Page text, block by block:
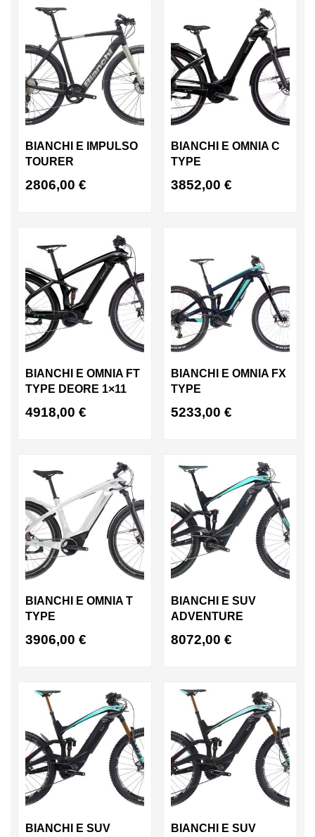
BIANCHI E IMPULSO
TOURER
2806,00 €
BIANCHI E OMNIA C
TYPE
3852,00 €
BIANCHI E OMNIA FT
TYPE DEORE 1×11
4918,00 €
BIANCHI E OMNIA FX
TYPE
5233,00 €
BIANCHI E OMNIA T
TYPE
3906,00 €
BIANCHI E SUV
ADVENTURE
8072,00 €
BIANCHI E SUV
BIANCHI E SUV